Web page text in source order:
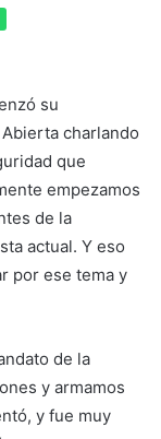
su
charlando
que
empezamos
de la
actual. Y eso
por ese tema y
de la
y armamos
y fue muy